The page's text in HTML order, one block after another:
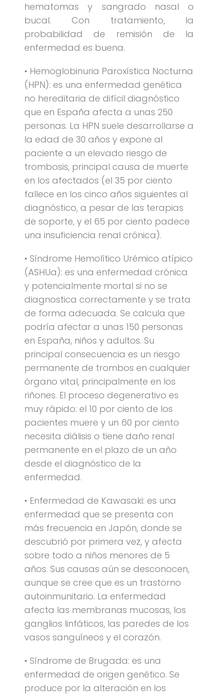
hematomas y sangrado nasal o
bucal. Con tratamiento, la
probabilidad de remisión de la
enfermedad es buena.
• Hemoglobinuria Paroxística Nocturna
(HPN): es una enfermedad genética
no hereditaria de difícil diagnóstico
que en España afecta a unas 250
personas. La HPN suele desarrollarse a
la edad de 30 años y expone al
paciente a un elevado riesgo de
trombosis, principal causa de muerte
en los afectados (el 35 por ciento
fallece en los cinco años siguientes al
diagnóstico, a pesar de las terapias
de soporte, y el 65 por ciento padece
una insuficiencia renal crónica).
• Síndrome Hemolítico Urémico atípico
(ASHUa): es una enfermedad crónica
y potencialmente mortal si no se
diagnostica correctamente y se trata
de forma adecuada. Se calcula que
podría afectar a unas 150 personas
en España, niños y adultos. Su
principal consecuencia es un riesgo
permanente de trombos en cualquier
órgano vital, principalmente en los
riñones. El proceso degenerativo es
muy rápido: el 10 por ciento de los
pacientes muere y un 60 por ciento
necesita diálisis o tiene daño renal
permanente en el plazo de un año
desde el diagnóstico de la
enfermedad.
• Enfermedad de Kawasaki: es una
enfermedad que se presenta con
más frecuencia en Japón, donde se
descubrió por primera vez, y afecta
sobre todo a niños menores de 5
años. Sus causas aún se desconocen,
aunque se cree que es un trastorno
autoinmunitario. La enfermedad
afecta las membranas mucosas, los
ganglios linfáticos, las paredes de los
vasos sanguíneos y el corazón.
• Síndrome de Brugada: es una
enfermedad de origen genético. Se
produce por la alteración en los